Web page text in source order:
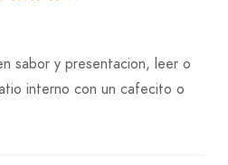
sabor y presentacion, leer o
interno con un cafecito o